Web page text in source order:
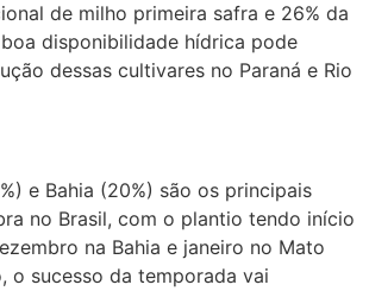
de milho primeira safra e 26% da
disponibilidade hídrica pode
dessas cultivares no Paraná e Rio
e Bahia (20%) são os principais
no Brasil, com o plantio tendo início
na Bahia e janeiro no Mato
o sucesso da temporada vai